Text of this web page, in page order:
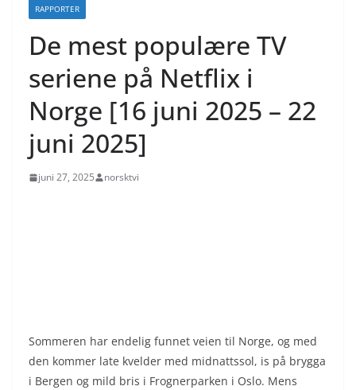
RAPPORTER
De mest populære TV
seriene på Netflix i
Norge [16 juni 2025 – 22
juni 2025]
juni 27, 2025 norsktvi
Sommeren har endelig funnet veien til Norge, og med
den kommer late kvelder med midnattssol, is på brygga
i Bergen og mild bris i Frognerparken i Oslo. Mens